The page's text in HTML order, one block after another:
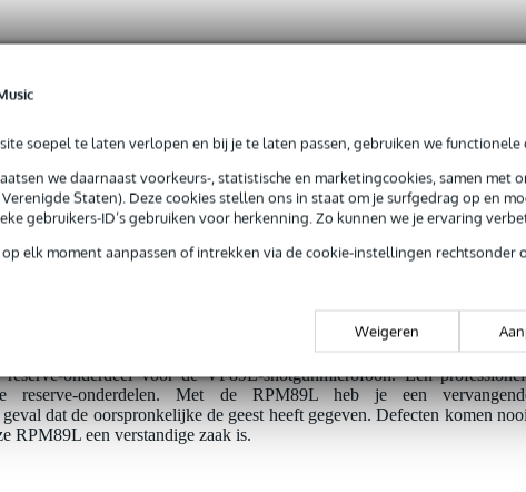
soepel te laten verlopen en bij je te laten passen, gebruiken we functionele
we daarnaast voorkeurs-, statistische en marketingcookies, samen met
Staten). Deze cookies stellen ons in staat om je surfgedrag op en
gebruikers-ID’s gebruiken voor herkenning. Zo kunnen we je ervaring
elk moment aanpassen of intrekken via de cookie-instellingen rechtsonder
Weigeren
(1)
voor VP89L
je 3 jaar Bax Music Garantie.
onderdeel voor de VP89L-shotgunmicrofoon. Een
reserve-onderdelen. Met de RPM89L heb je een
dat de oorspronkelijke de geest heeft gegeven. Defecten komen
RPM89L een verstandige zaak is.